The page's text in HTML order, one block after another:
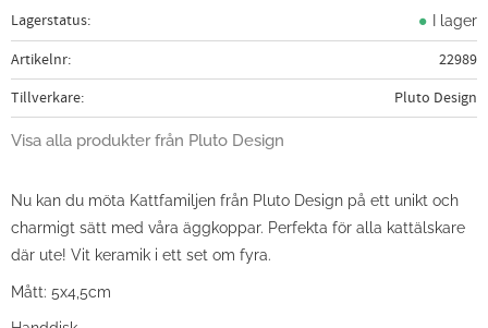
Lagerstatus I lager
Artikelnr
22989
Tillverkare
Pluto Design
Visa alla produkter från Pluto Design
Nu kan du möta Kattfamiljen från Pluto Design på ett unikt och
charmigt sätt med våra äggkoppar. Perfekta för alla kattälskare
där ute! Vit keramik i ett set om fyra.
Mått: 5x4,5cm